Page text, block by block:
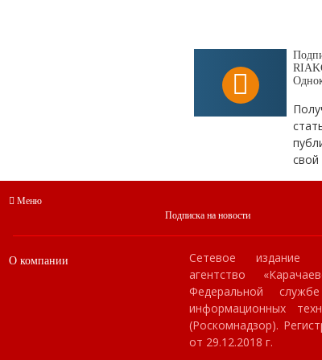
Меню
Подписка на новости
О компании
Сетевое издание
агентство
Федеральной
информационных
(Роскомнадзор).
от 29.12.2018 г.